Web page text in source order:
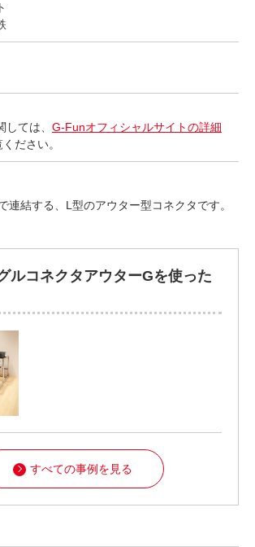
ては、 G-Funオフィシャルサイトの詳細
ださい。
連結する、L型のアウター型コネクタです。
ルコネクタアウターGを使った
すべての事例を見る